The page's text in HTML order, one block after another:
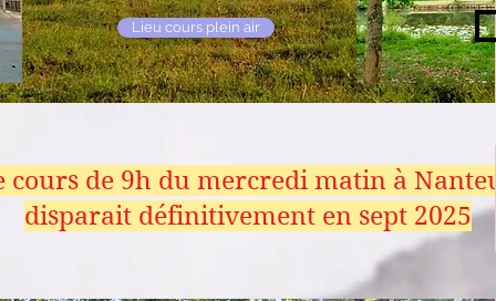
Lieu cours plein air
cours de 9h du mercredi matin à
disparait définitivement en sept 2025